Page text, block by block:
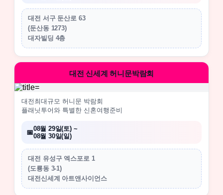
대전 서구 둔산로 63
(둔산동 1273)
대자빌딩 4층
대전 신세계 허니문박람회
대전최대규모 허니문 박람회
플래닛투어와 특별한 신혼여행준비
08월 29일(토) ~
08월 30일(일)
대전 유성구 엑스포로 1
(도룡동 3-1)
대전신세계 아트앤사이언스